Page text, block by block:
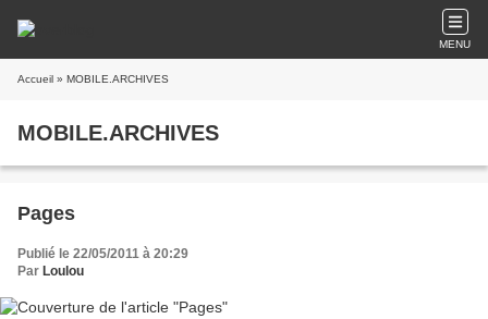
MENU
Accueil » MOBILE.ARCHIVES
MOBILE.ARCHIVES
Pages
Publié le 22/05/2011 à 20:29
Par Loulou